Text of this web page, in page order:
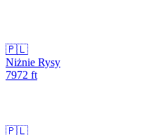
🇵🇱
Niżnie Rysy
7972 ft
🇵🇱